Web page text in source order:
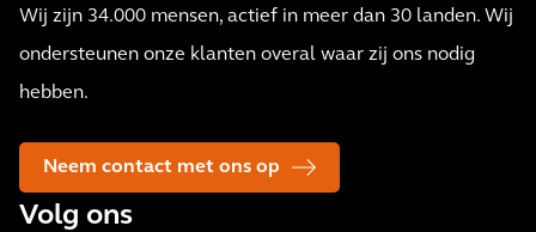
Wij zijn 34.000 mensen, actief in meer dan 30 landen. Wij
ondersteunen onze klanten overal waar zij ons nodig
hebben.
Neem contact met ons op
Volg ons